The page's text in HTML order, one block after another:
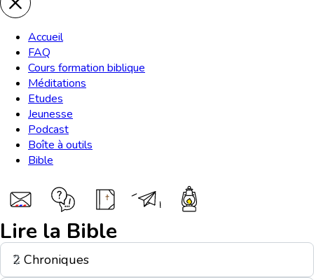
Accueil
FAQ
Cours formation biblique
Méditations
Etudes
Jeunesse
Podcast
Boîte à outils
Bible
Lire la Bible